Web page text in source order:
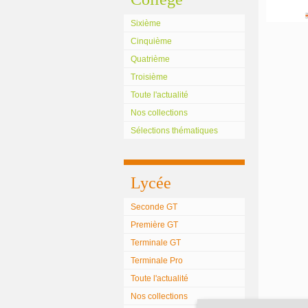
Sixième
Cinquième
Quatrième
Troisième
Toute l'actualité
Nos collections
Sélections thématiques
Lycée
Seconde GT
Première GT
Terminale GT
Terminale Pro
Toute l'actualité
Nos collections